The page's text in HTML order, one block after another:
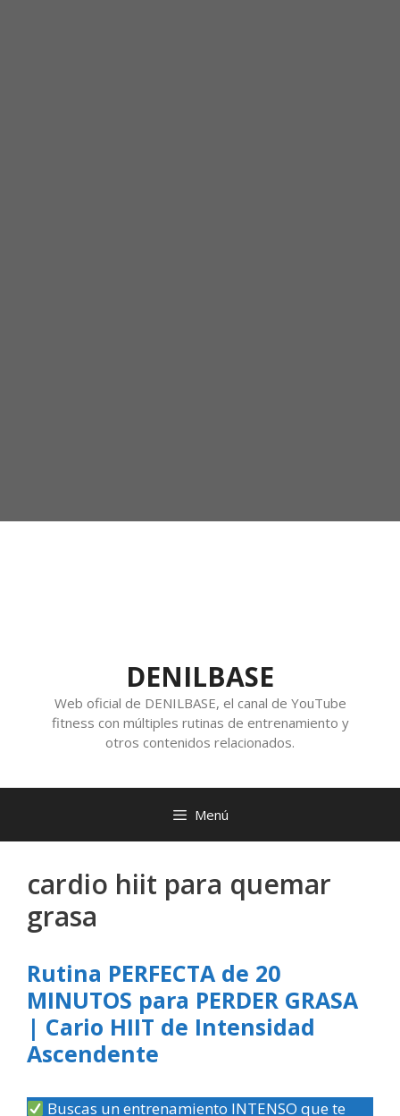
DENILBASE
Web oficial de DENILBASE, el canal de YouTube
fitness con múltiples rutinas de entrenamiento y
otros contenidos relacionados.
Menú
cardio hiit para quemar
grasa
Rutina PERFECTA de 20
MINUTOS para PERDER GRASA
| Cario HIIT de Intensidad
Ascendente
Buscas un entrenamiento INTENSO que te